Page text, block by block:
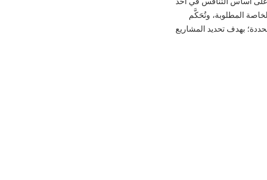
المطلوبة، وتُحَكَّم
بهدف تحديد المشاريع